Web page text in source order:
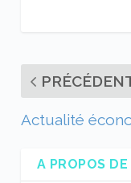
Actualité
A PROPOS